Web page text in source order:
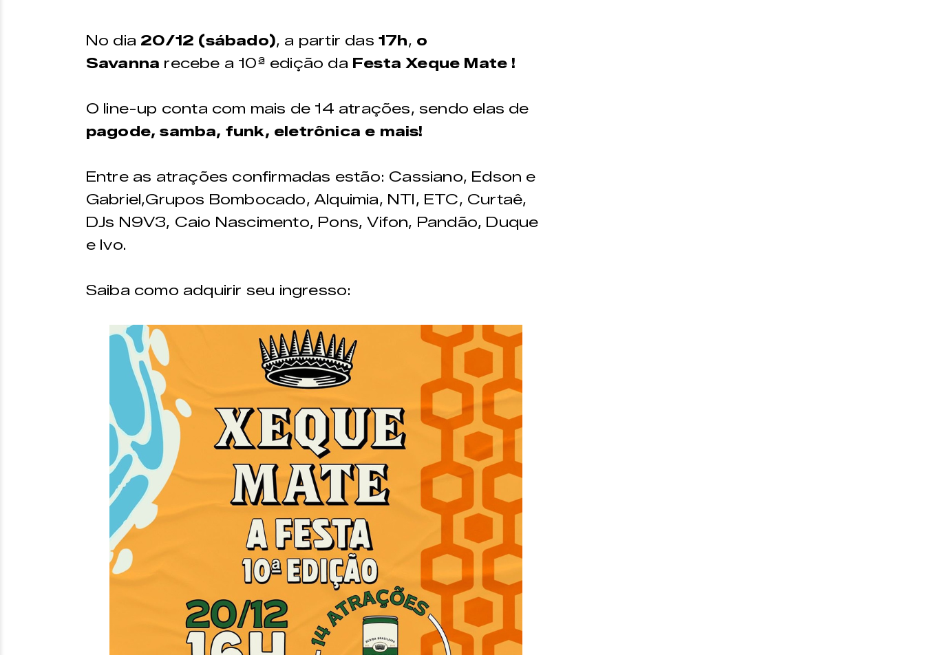
plataforma Uniticket
PONTO DE VENDA
Zine Cultural
Carvalho, 150
a sexta-feira das 9h
às 18h
No dia 20/12 (sábado), a partir das 17h, o
Savanna recebe a 10ª edição da FestaXeque Mate !
O line-up conta com mais de 14 atrações, sendo elas de
pagode, samba, funk, eletrônica e mais!
Entre as atrações confirmadas estão: Cassiano, Edson e
Gabriel,Grupos Bombocado, Alquimia, NTI, ETC, Curtaê,
DJs N9V3, Caio Nascimento, Pons, Vifon, Pandão, Duque
e Ivo.
Saiba como adquirir seu ingresso: